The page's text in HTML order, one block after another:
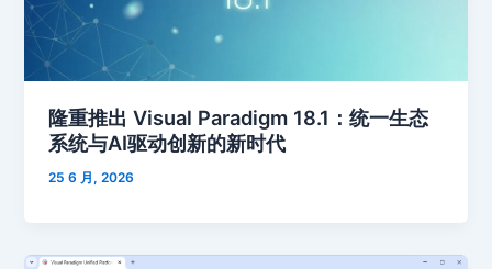
隆重推出 Visual Paradigm 18.1：统一生态
系统与AI驱动创新的新时代
25 6 月, 2026